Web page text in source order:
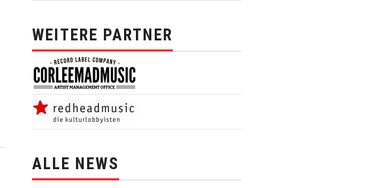
WEITERE PARTNER
ALLE NEWS